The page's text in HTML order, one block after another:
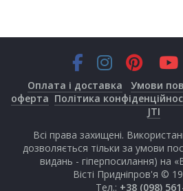
Оплата і доставка Умови
оферта Політика
JTI
Всі права захищені.
дозволяється тільки за умови
видань - гіперпосилання) на
Вісті Придніпров'я ©
Тел.: +38 (098)